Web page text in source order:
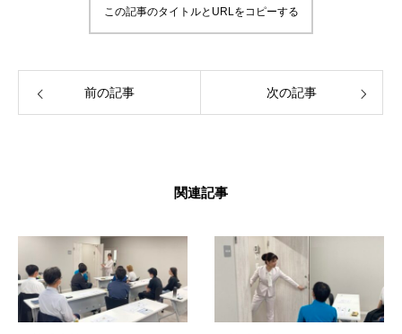
この記事のタイトルとURLをコピーする
前の記事 次の記事
関連記事